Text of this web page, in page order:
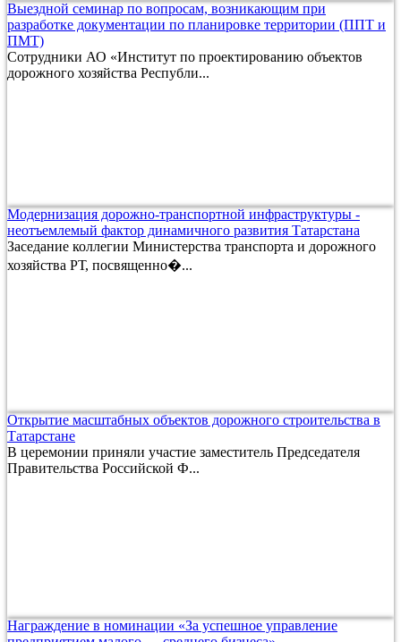
Выездной семинар по вопросам, возникающим при
разработке документации по планировке территории (ППТ и
ПМТ)
Сотрудники АО «Институт по проектированию объектов
дорожного хозяйства Республи...
Модернизация дорожно-транспортной инфраструктуры -
неотъемлемый фактор динамичного развития Татарстана
Заседание коллегии Министерства транспорта и дорожного
хозяйства РТ, посвященно�...
Открытие масштабных объектов дорожного строительства в
Татарстане
В церемонии приняли участие заместитель Председателя
Правительства Российской Ф...
Награждение в номинации «За успешное управление